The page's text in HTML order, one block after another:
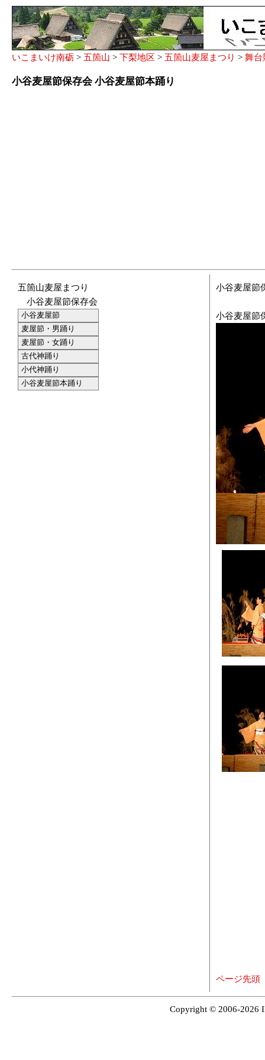
いこまいけ南砺 > 五箇山 > 下梨地区 > 五箇山麦屋まつり > 舞台
小谷麦屋節保存会 小谷麦屋節本踊り
小谷麦屋節
小谷麦屋節
ページ先頭
五箇山麦屋まつり
小谷麦屋節保存会
小谷麦屋節
麦屋節・男踊り
麦屋節・女踊り
古代神踊り
小代神踊り
小谷麦屋節本踊り
Copyright © 2006-2026